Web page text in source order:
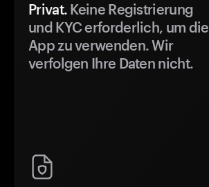
Privat. Keine Registrierung
und KYC erforderlich, um die
App zu verwenden. Wir
verfolgen Ihre Daten nicht.